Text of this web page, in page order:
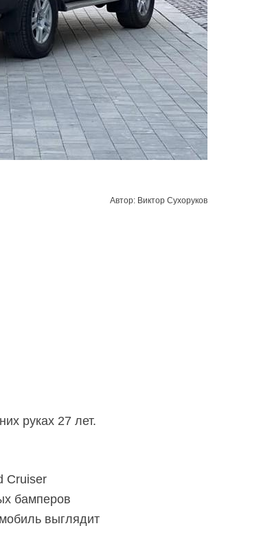
Автор: Виктор Сухоруков
руках 27 лет.
Cruiser
бамперов
выглядит